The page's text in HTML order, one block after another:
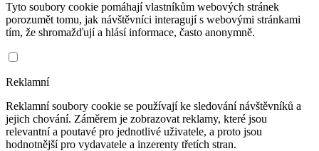
Tyto soubory cookie pomáhají vlastníkům webových stránek
porozumět tomu, jak návštěvníci interagují s webovými stránkami
tím, že shromažďují a hlásí informace, často anonymně.
Reklamní
Reklamní soubory cookie se používají ke sledování návštěvníků a
jejich chování. Záměrem je zobrazovat reklamy, které jsou
relevantní a poutavé pro jednotlivé uživatele, a proto jsou
hodnotnější pro vydavatele a inzerenty třetích stran.